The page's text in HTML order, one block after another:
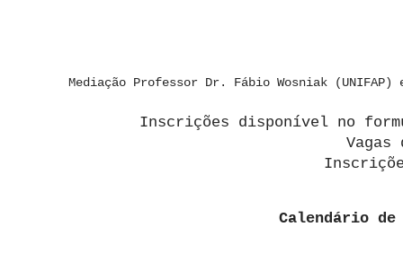
Mediação Professor Dr. Fábio Wosniak
Inscrições disponível no
Calendário